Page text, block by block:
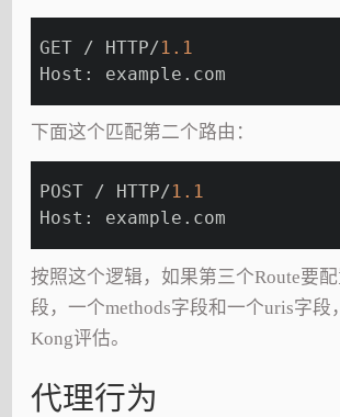
GET / HTTP/1.1
Host: example.com
下面这个匹配第二个路由：
POST / HTTP/1.1
Host: example.com
按照这个逻辑，如果第三个Route要
段，一个methods字段和一个uris字段
Kong评估。
代理行为